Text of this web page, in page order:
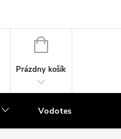
NÁKUPNÝ
Prázdny košík
Vodotesný program